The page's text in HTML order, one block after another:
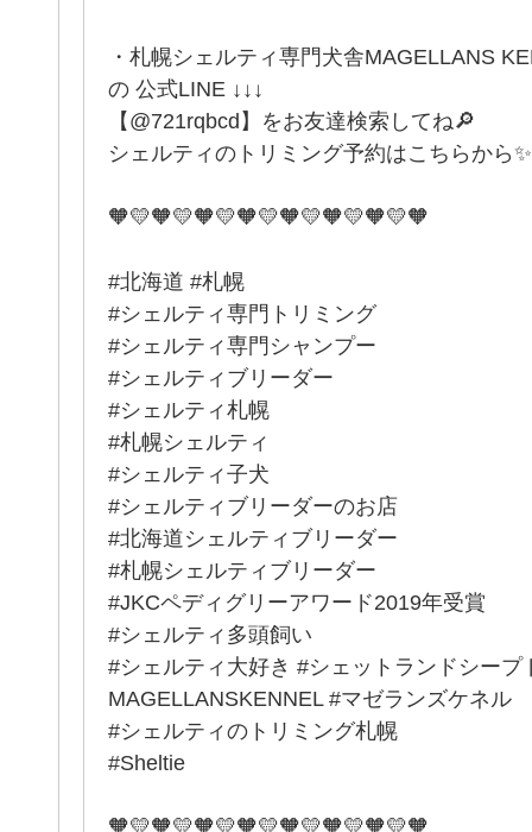
・札幌シェルティ専門犬舎MAGELLANS
の 公式LINE ↓↓↓
【@721rqbcd】をお友達検索してね🔎
シェルティのトリミング予約はこちらから✨
🧡💛🧡💛🧡💛🧡💛🧡💛🧡💛🧡💛🧡
#北海道 #札幌
#シェルティ専門トリミング
#シェルティ専門シャンプー
#シェルティブリーダー
#シェルティ札幌
#札幌シェルティ
#シェルティ子犬
#シェルティブリーダーのお店
#北海道シェルティブリーダー
#札幌シェルティブリーダー
#JKCペディグリーアワード2019年受賞
#シェルティ多頭飼い
#シェルティ大好き #シェットランドシー
MAGELLANSKENNEL #マゼランズケネル
#シェルティのトリミング札幌
#Sheltie
🧡💛🧡💛🧡💛🧡💛🧡💛🧡💛🧡💛🧡